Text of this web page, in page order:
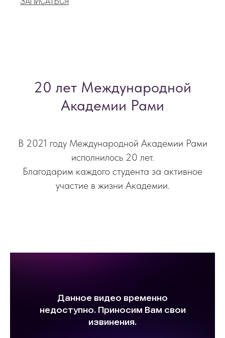
20 лет Международной
Академии Рами
В 2021 году Международной Академии Рами
исполнилось 20 лет.
Благодарим каждого студента за активное
участие в жизни Академии.